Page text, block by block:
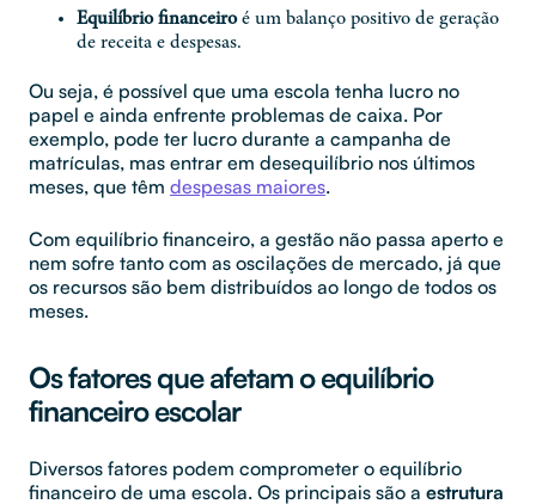
Equilíbrio financeiroé um balanço positivo de geração
de receita e despesas.
Ou seja, é possível que uma escola tenha lucro no
papel e ainda enfrente problemas de caixa. Por
exemplo, pode ter lucro durante a campanha de
matrículas, mas entrar em desequilíbrio nos últimos
meses, que têm despesas maiores.
Com equilíbrio financeiro, a gestão não passa aperto e
nem sofre tanto com as oscilações de mercado, já que
os recursos são bem distribuídos ao longo de todos os
meses.
Os fatores que afetam o equilíbrio
financeiro escolar
Diversos fatores podem comprometer o equilíbrio
financeiro de uma escola. Os principais são a estrutura